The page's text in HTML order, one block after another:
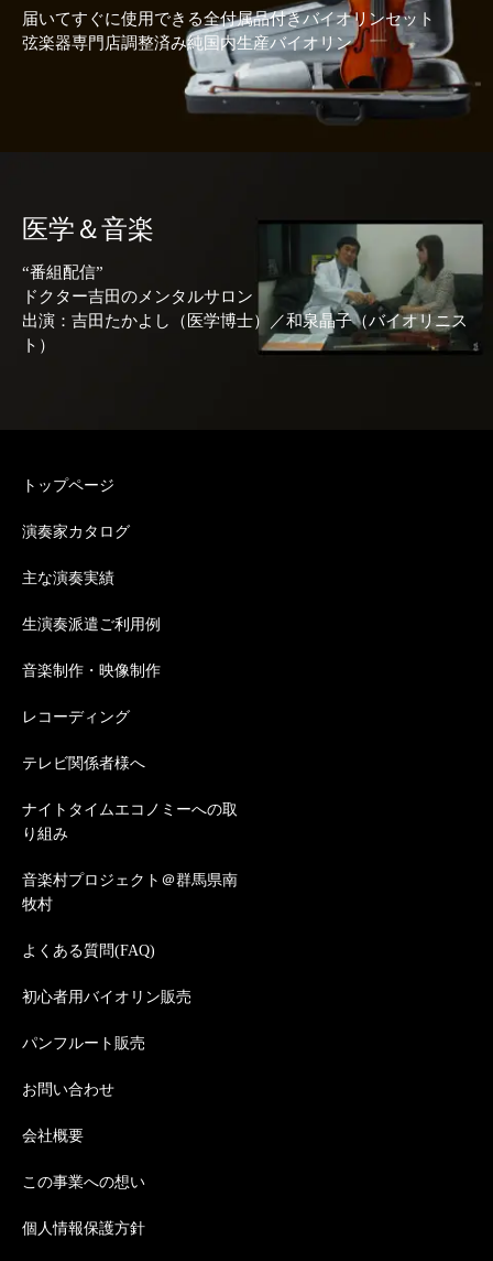
届いてすぐに使用できる全付属品付きバイオリンセット
弦楽器専門店調整済み純国内生産バイオリン
医学＆音楽
“番組配信”
ドクター吉田のメンタルサロン
出演：吉田たかよし（医学博士）／和泉晶子（バイオリニス
ト）
トップページ
演奏家カタログ
主な演奏実績
生演奏派遣ご利用例
音楽制作・映像制作
レコーディング
テレビ関係者様へ
ナイトタイムエコノミーへの取
り組み
音楽村プロジェクト＠群馬県南
牧村
よくある質問(FAQ)
初心者用バイオリン販売
パンフルート販売
お問い合わせ
会社概要
この事業への想い
個人情報保護方針